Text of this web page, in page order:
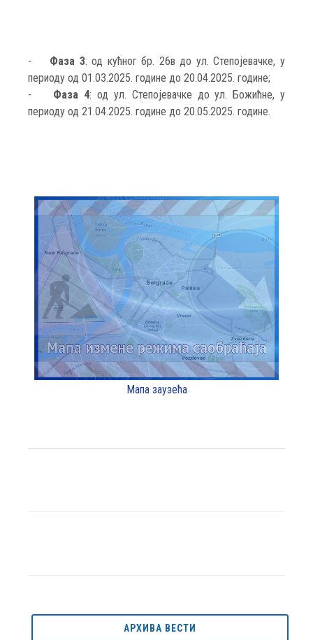
- Фаза 3: од кућног бр. 26в до ул. Степојевачке, у
периоду од 01.03.2025. године до 20.04.2025. године;
- Фаза 4: од ул. Степојевачке до ул. Божићне, у
периоду од 21.04.2025. године до 20.05.2025. године.
Мапа заузећа
АРХИВА ВЕСТИ